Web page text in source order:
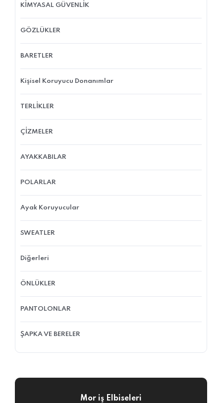
KİMYASAL GÜVENLİK
GÖZLÜKLER
BARETLER
Kişisel Koruyucu Donanımlar
TERLİKLER
ÇİZMELER
AYAKKABILAR
POLARLAR
Ayak Koruyucular
SWEATLER
Diğerleri
ÖNLÜKLER
PANTOLONLAR
ŞAPKA VE BERELER
Mor iş Elbiseleri